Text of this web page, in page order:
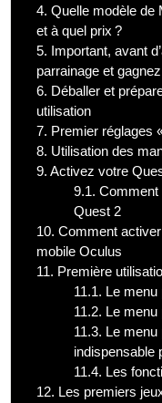
4. Quelle modèle de
et à quel prix ?
5. Important, avant
parrainage et
6. Déballer et
utilisation
7. Premier réglages
8. Utilisation des
9. Activez votre
9.1. Comment
Quest 2
10. Comment
mobile Oculus
11. Première
11.1. Le menu
11.2. Le menu
11.3. Le menu
indispensable
11.4. Les
12. Les premiers